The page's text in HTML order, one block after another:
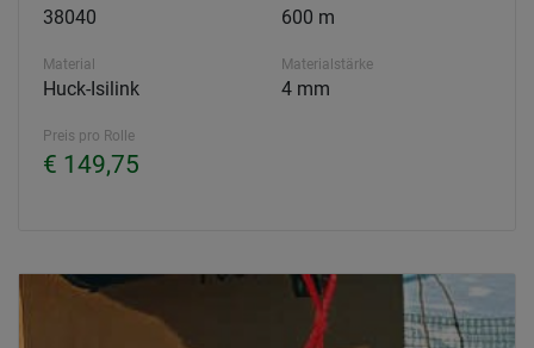
38040 600 m
Material
Huck-Isilink
Materialstärke
4 mm
Preis pro Rolle
€ 149,75